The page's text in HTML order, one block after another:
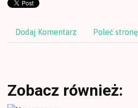
Dodaj Komentarz Poleć stronę
Zobacz również: